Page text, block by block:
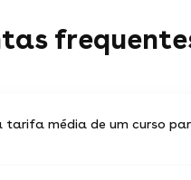
tarifa média de um curso